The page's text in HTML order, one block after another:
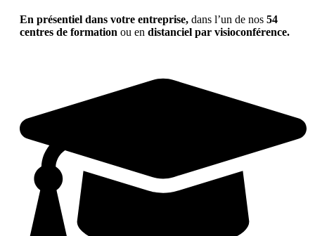
En présentiel dans votre entreprise, dans l’un de nos 54
centres de formation ou en distanciel par visioconférence.